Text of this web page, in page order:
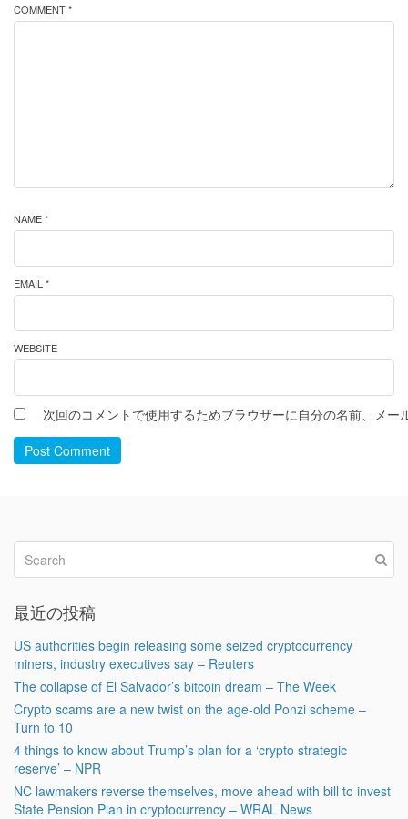
COMMENT *
NAME *
EMAIL *
WEBSITE
次回のコメントで使用するためブラウザーに自分の名前、メー
Post Comment
最近の投稿
US authorities begin releasing some seized cryptocurrency
miners, industry executives say – Reuters
The collapse of El Salvador’s bitcoin dream – The Week
Crypto scams are a new twist on the age-old Ponzi scheme –
Turn to 10
4 things to know about Trump’s plan for a ‘crypto strategic
reserve’ – NPR
NC lawmakers reverse themselves, move ahead with bill to invest
State Pension Plan in cryptocurrency – WRAL News